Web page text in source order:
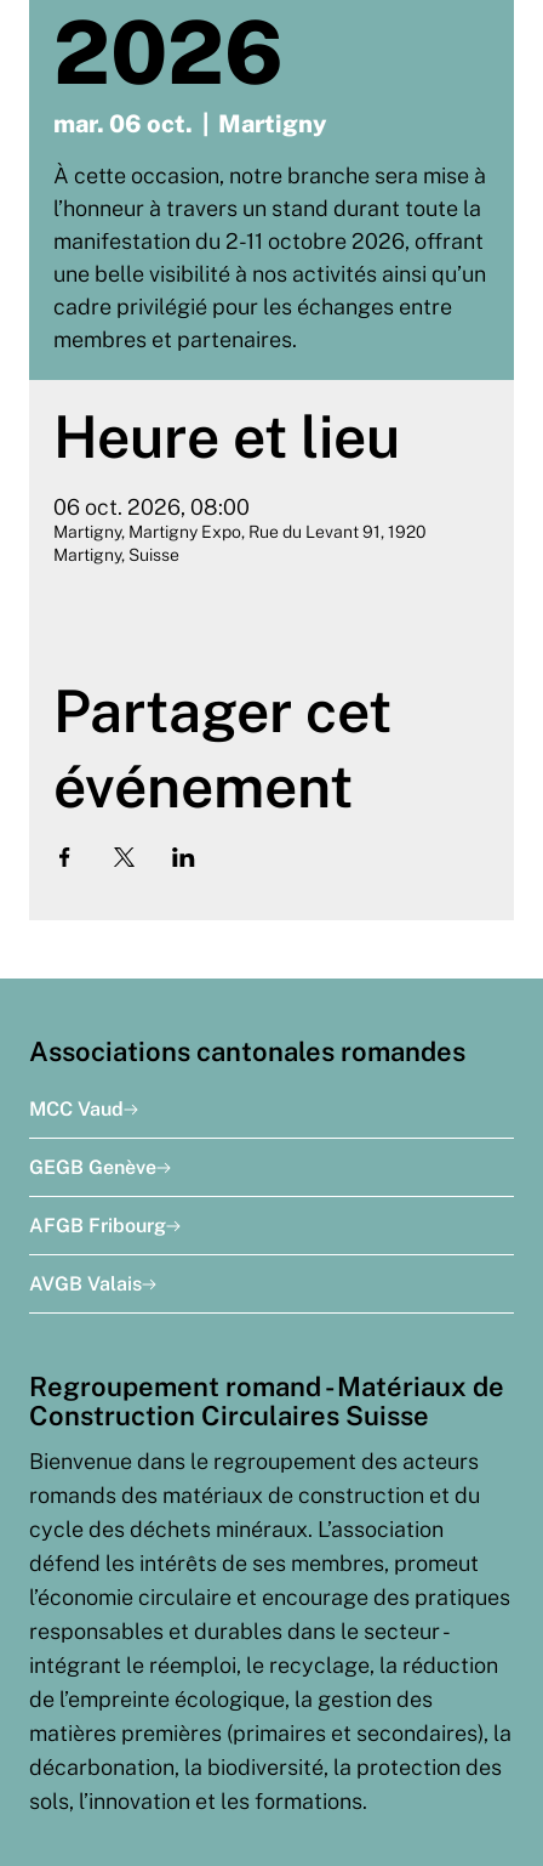
2026
mar. 06 oct. Martigny
À cette occasion, notre branche sera mise à
l’honneur à travers un stand durant toute la
manifestation du 2-11 octobre 2026, offrant
une belle visibilité à nos activités ainsi qu’un
cadre privilégié pour les échanges entre
membres et partenaires.
Heure et lieu
06 oct. 2026, 08:00
Martigny, Martigny Expo, Rue du Levant 91, 1920
Martigny, Suisse
Partager cet
événement
Regroupement romand - Matériaux de
Construction Circulaires Suisse
Bienvenue dans le regroupement des acteurs
romands des matériaux de construction et du
cycle des déchets minéraux. L’association
défend les intérêts de ses membres, promeut
l’économie circulaire et encourage des pratiques
responsables et durables dans le secteur -
intégrant le réemploi, le recyclage, la réduction
de l’empreinte écologique, la gestion des
matières premières (primaires et secondaires), la
décarbonation, la biodiversité, la protection des
sols, l’innovation et les formations.
MCC Vaud
GEGB Genève
AFGB Fribourg
AVGB Valais
Associations cantonales romandes